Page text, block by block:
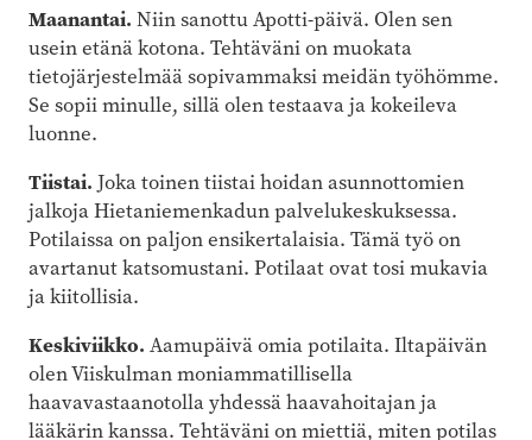
Maanantai. Niin sanottu Apotti-päivä. Olen sen
usein etänä kotona. Tehtäväni on muokata
tietojärjestelmää sopivammaksi meidän työhömme.
Se sopii minulle, sillä olen testaava ja kokeileva
luonne.
Tiistai. Joka toinen tiistai hoidan asunnottomien
jalkoja Hietaniemenkadun palvelukeskuksessa.
Potilaissa on paljon ensikertalaisia. Tämä työ on
avartanut katsomustani. Potilaat ovat tosi mukavia
ja kiitollisia.
Keskiviikko. Aamupäivä omia potilaita. Iltapäivän
olen Viiskulman moniammatillisella
haavavastaanotolla yhdessä haavahoitajan ja
lääkärin kanssa. Tehtäväni on miettiä, miten potilas